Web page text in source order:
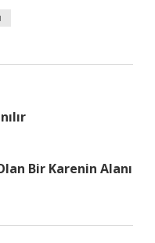
Bir Karenin Alanı